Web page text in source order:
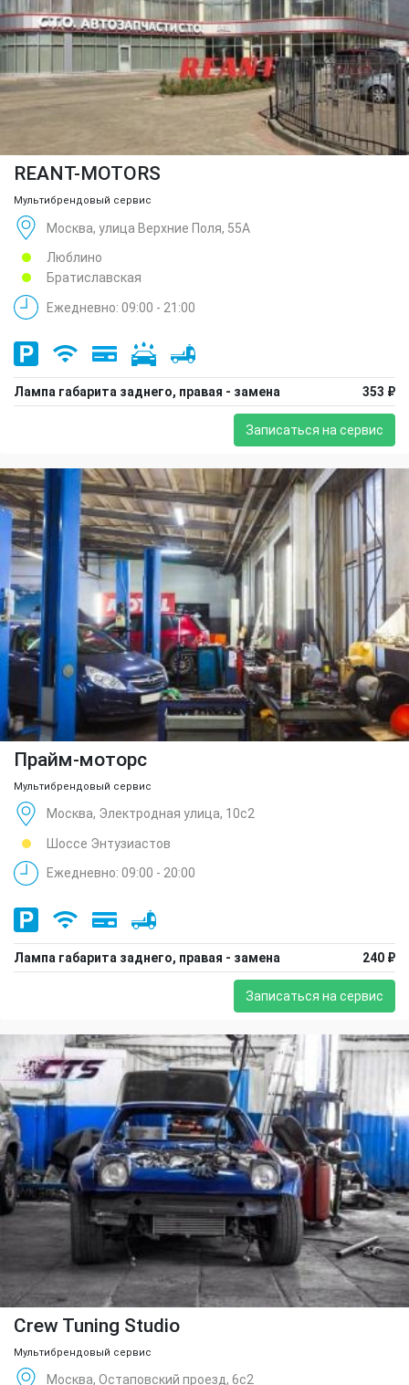
REANT-MOTORS
Мультибрендовый сервис
Москва, улица Верхние Поля, 55А
Люблино
Братиславская
Ежедневно: 09:00 - 21:00
Лампа габарита заднего, правая - замена 353 ₽
Записаться на сервис
Прайм-моторс
Мультибрендовый сервис
Москва, Электродная улица, 10с2
Шоссе Энтузиастов
Ежедневно: 09:00 - 20:00
Лампа габарита заднего, правая - замена 240 ₽
Записаться на сервис
Crew Tuning Studio
Мультибрендовый сервис
Москва, Остаповский проезд, 6с2